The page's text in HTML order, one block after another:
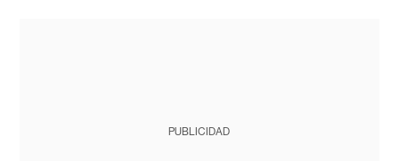
PUBLICIDAD